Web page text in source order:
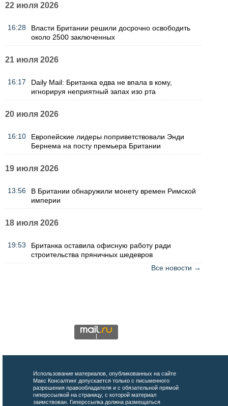
22 июля 2026
16:28
Власти Британии решили досрочно освободить
около 2500 заключенных
21 июля 2026
16:17
Daily Mail: Британка едва не впала в кому,
игнорируя неприятный запах изо рта
20 июля 2026
16:10
Европейские лидеры поприветствовали Энди
Бернема на посту премьера Британии
19 июля 2026
13:56
В Британии обнаружили монету времен Римской
империи
18 июля 2026
19:53
Британка оставила офисную работу ради
строительства пряничных шедевров
Все новости →
Использование материалов, опубликованных на сайте
Макс Консалтинг допускается только с письменного
разрешения правообладателя и с обязательной прямой
гиперссылкой на страницу, с которой материал
заимствован. Гиперссылка должна размещаться